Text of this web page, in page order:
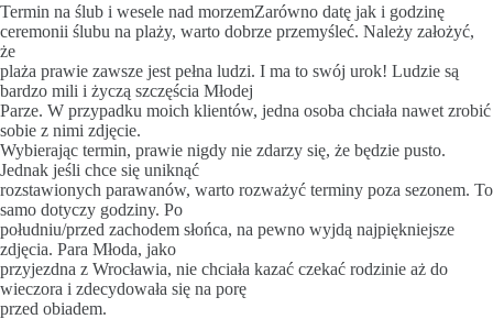
Termin na ślub i wesele nad morzemZarówno datę jak i godzinę
ceremonii ślubu na plaży, warto dobrze przemyśleć. Należy założyć,
że
plaża prawie zawsze jest pełna ludzi. I ma to swój urok! Ludzie są
bardzo mili i życzą szczęścia Młodej
Parze. W przypadku moich klientów, jedna osoba chciała nawet zrobić
sobie z nimi zdjęcie.
Wybierając termin, prawie nigdy nie zdarzy się, że będzie pusto.
Jednak jeśli chce się uniknąć
rozstawionych parawanów, warto rozważyć terminy poza sezonem. To
samo dotyczy godziny. Po
południu/przed zachodem słońca, na pewno wyjdą najpiękniejsze
zdjęcia. Para Młoda, jako
przyjezdna z Wrocławia, nie chciała kazać czekać rodzinie aż do
wieczora i zdecydowała się na porę
przed obiadem.